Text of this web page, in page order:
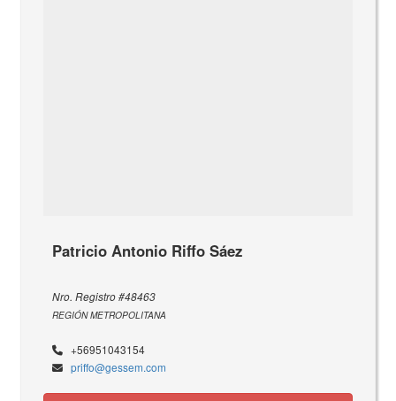
Patricio Antonio Riffo Sáez
Nro. Registro #48463
REGIÓN METROPOLITANA
+56951043154
priffo@gessem.com